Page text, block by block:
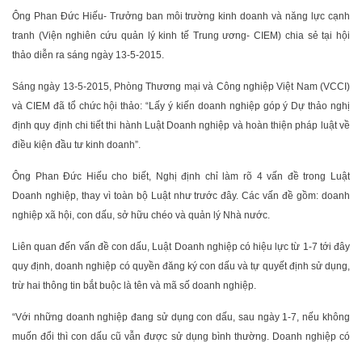
Ông Phan Đức Hiếu- Trưởng ban môi trường kinh doanh và năng lực cạnh
tranh (Viện nghiên cứu quản lý kinh tế Trung ương- CIEM) chia sẻ tại hội
thảo diễn ra sáng ngày 13-5-2015.
Sáng ngày 13-5-2015, Phòng Thương mại và Công nghiệp Việt Nam (VCCI)
và CIEM đã tổ chức hội thảo: “Lấy ý kiến doanh nghiệp góp ý Dự thảo nghị
định quy định chi tiết thi hành Luật Doanh nghiệp và hoàn thiện pháp luật về
điều kiện đầu tư kinh doanh”.
Ông Phan Đức Hiếu cho biết, Nghị định chỉ làm rõ 4 vấn đề trong Luật
Doanh nghiệp, thay vì toàn bộ Luật như trước đây. Các vấn đề gồm: doanh
nghiệp xã hội, con dấu, sở hữu chéo và quản lý Nhà nước.
Liên quan đến vấn đề con dấu, Luật Doanh nghiệp có hiệu lực từ 1-7 tới đây
quy định, doanh nghiệp có quyền đăng ký con dấu và tự quyết định sử dụng,
trừ hai thông tin bắt buộc là tên và mã số doanh nghiệp.
“Với những doanh nghiệp đang sử dụng con dấu, sau ngày 1-7, nếu không
muốn đổi thì con dấu cũ vẫn được sử dụng bình thường. Doanh nghiệp có